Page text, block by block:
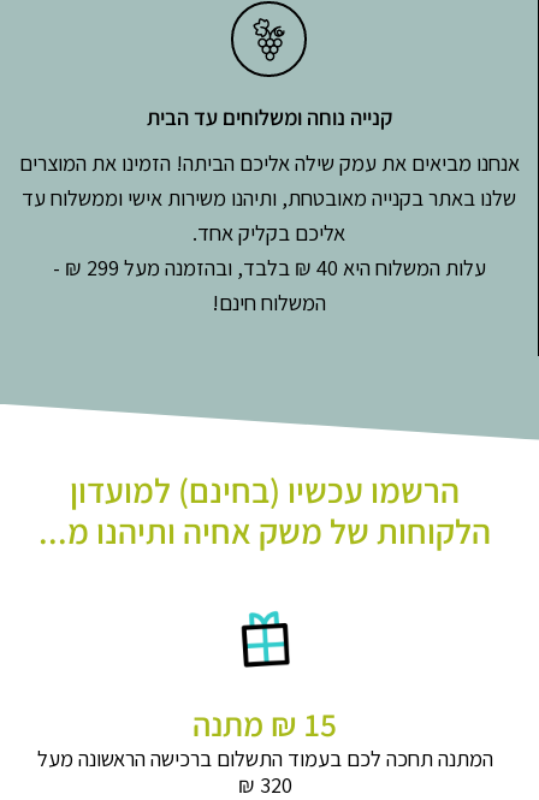
קנייה נוחה ומשלוחים עד הבית
אנחנו מביאים את עמק שילה אליכם הביתה! הזמינו את המוצרים
שלנו באתר בקנייה מאובטחת, ותיהנו משירות אישי וממשלוח עד
אליכם בקליק אחד.
עלות המשלוח היא 40 ₪ בלבד, ובהזמנה מעל 299 ₪ -
המשלוח חינם!
הרשמו עכשיו (בחינם) למועדון
הלקוחות של משק אחיה ותיהנו מ...
15 ₪ מתנה
המתנה תחכה לכם בעמוד התשלום ברכישה הראשונה מעל
320 ₪